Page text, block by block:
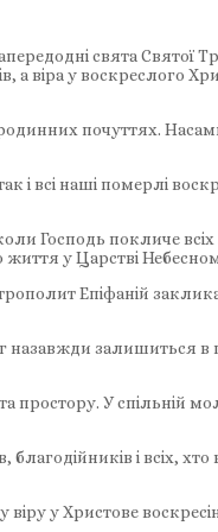
свята Святої
віра у воскреслого
почуттях.
і всі наші померлі
Господь покличе
у Царстві
Епіфаній
назавжди залишиться в
У спільній
і всіх, хто
у Христове